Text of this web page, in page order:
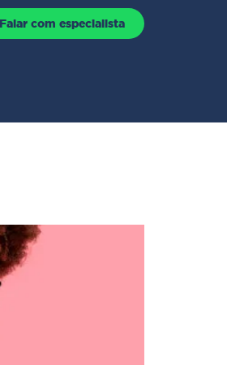
Falar com especialista